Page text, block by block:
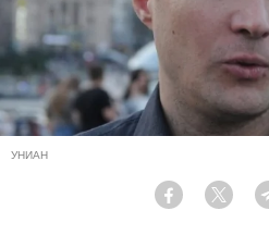
УНИАН
Facebook Twitter